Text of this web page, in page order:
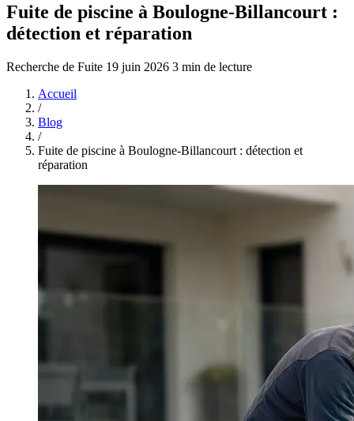
Fuite de piscine à Boulogne-Billancourt :
détection et réparation
Recherche de Fuite 19 juin 2026 3 min de lecture
Accueil
/
Blog
/
Fuite de piscine à Boulogne-Billancourt : détection et
réparation